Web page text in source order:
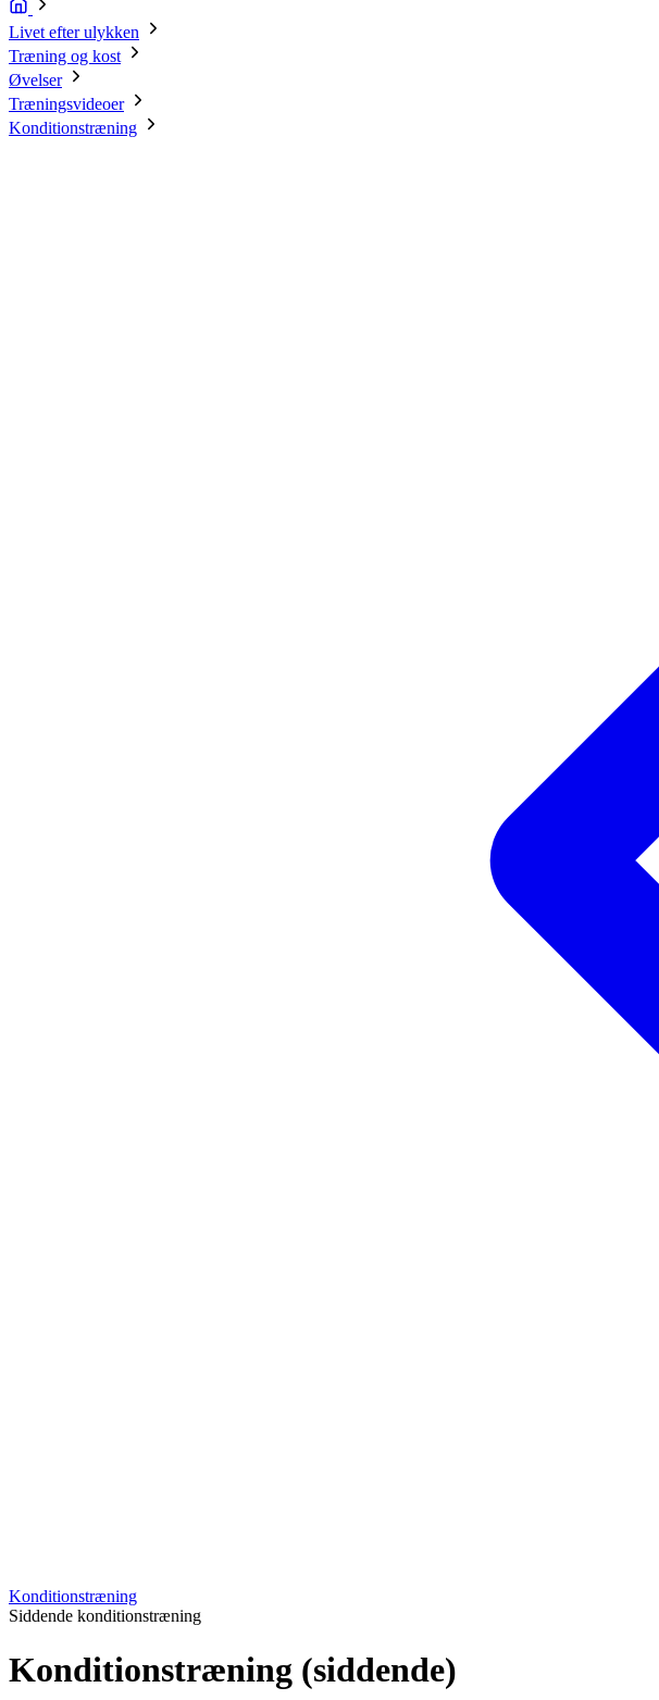
Livet efter ulykken
Træning og kost
Øvelser
Træningsvideoer
Konditionstræning
Konditionstræning
Siddende konditionstræning
Konditionstræning (siddende)